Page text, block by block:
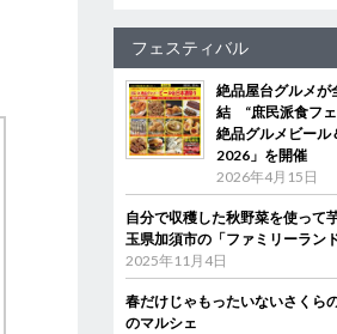
フェスティバル
絶品屋台グルメが
結 “庶民派食フェ
絶品グルメビール
2026」を開催
2026年4月15日
自分で収穫した秋野菜を使っ
玉県加須市の「ファミリーラン
2025年11月4日
春だけじゃもったいないさくら
のマルシェ